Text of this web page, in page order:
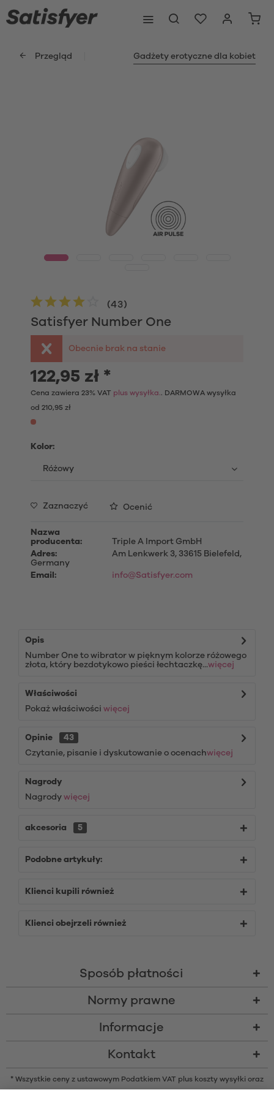
Przegląd Gadżety erotyczne dla kobiet
Satisfyer Number One
(43)
Obecnie brak na stanie
122,95 zł *
Cena zawiera 23% VAT plus wysyłka.. DARMOWA wysyłka
od 210,95 zł
Kolor:
Zaznaczyć Ocenić
Nazwa
producenta:
Triple A Import GmbH
Adres:
Am Lenkwerk 3, 33615 Bielefeld,
Germany
Email:
info@Satisfyer.com
Opis
Number One to wibrator w pięknym kolorze różowego
złota, który bezdotykowo pieści łechtaczkę...więcej
Właściwości
Pokaż właściwości więcej
Opinie
43
Czytanie, pisanie i dyskutowanie o ocenachwięcej
Nagrody
Nagrody więcej
akcesoria 5
Podobne artykuły:
Klienci kupili również
Klienci obejrzeli również
Sposób płatności
Normy prawne
Informacje
Kontakt
* Wszystkie ceny z ustawowym Podatkiem VAT plus koszty wysyłki oraz